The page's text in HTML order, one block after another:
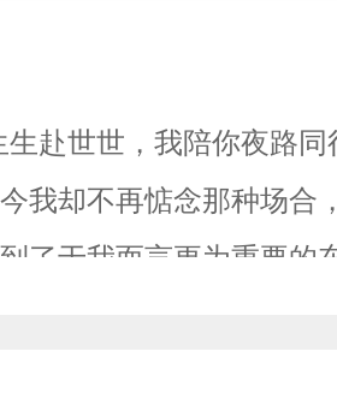
生赴世世，我陪你夜路
我却不再惦念那种场合
了于我而言更为重要的